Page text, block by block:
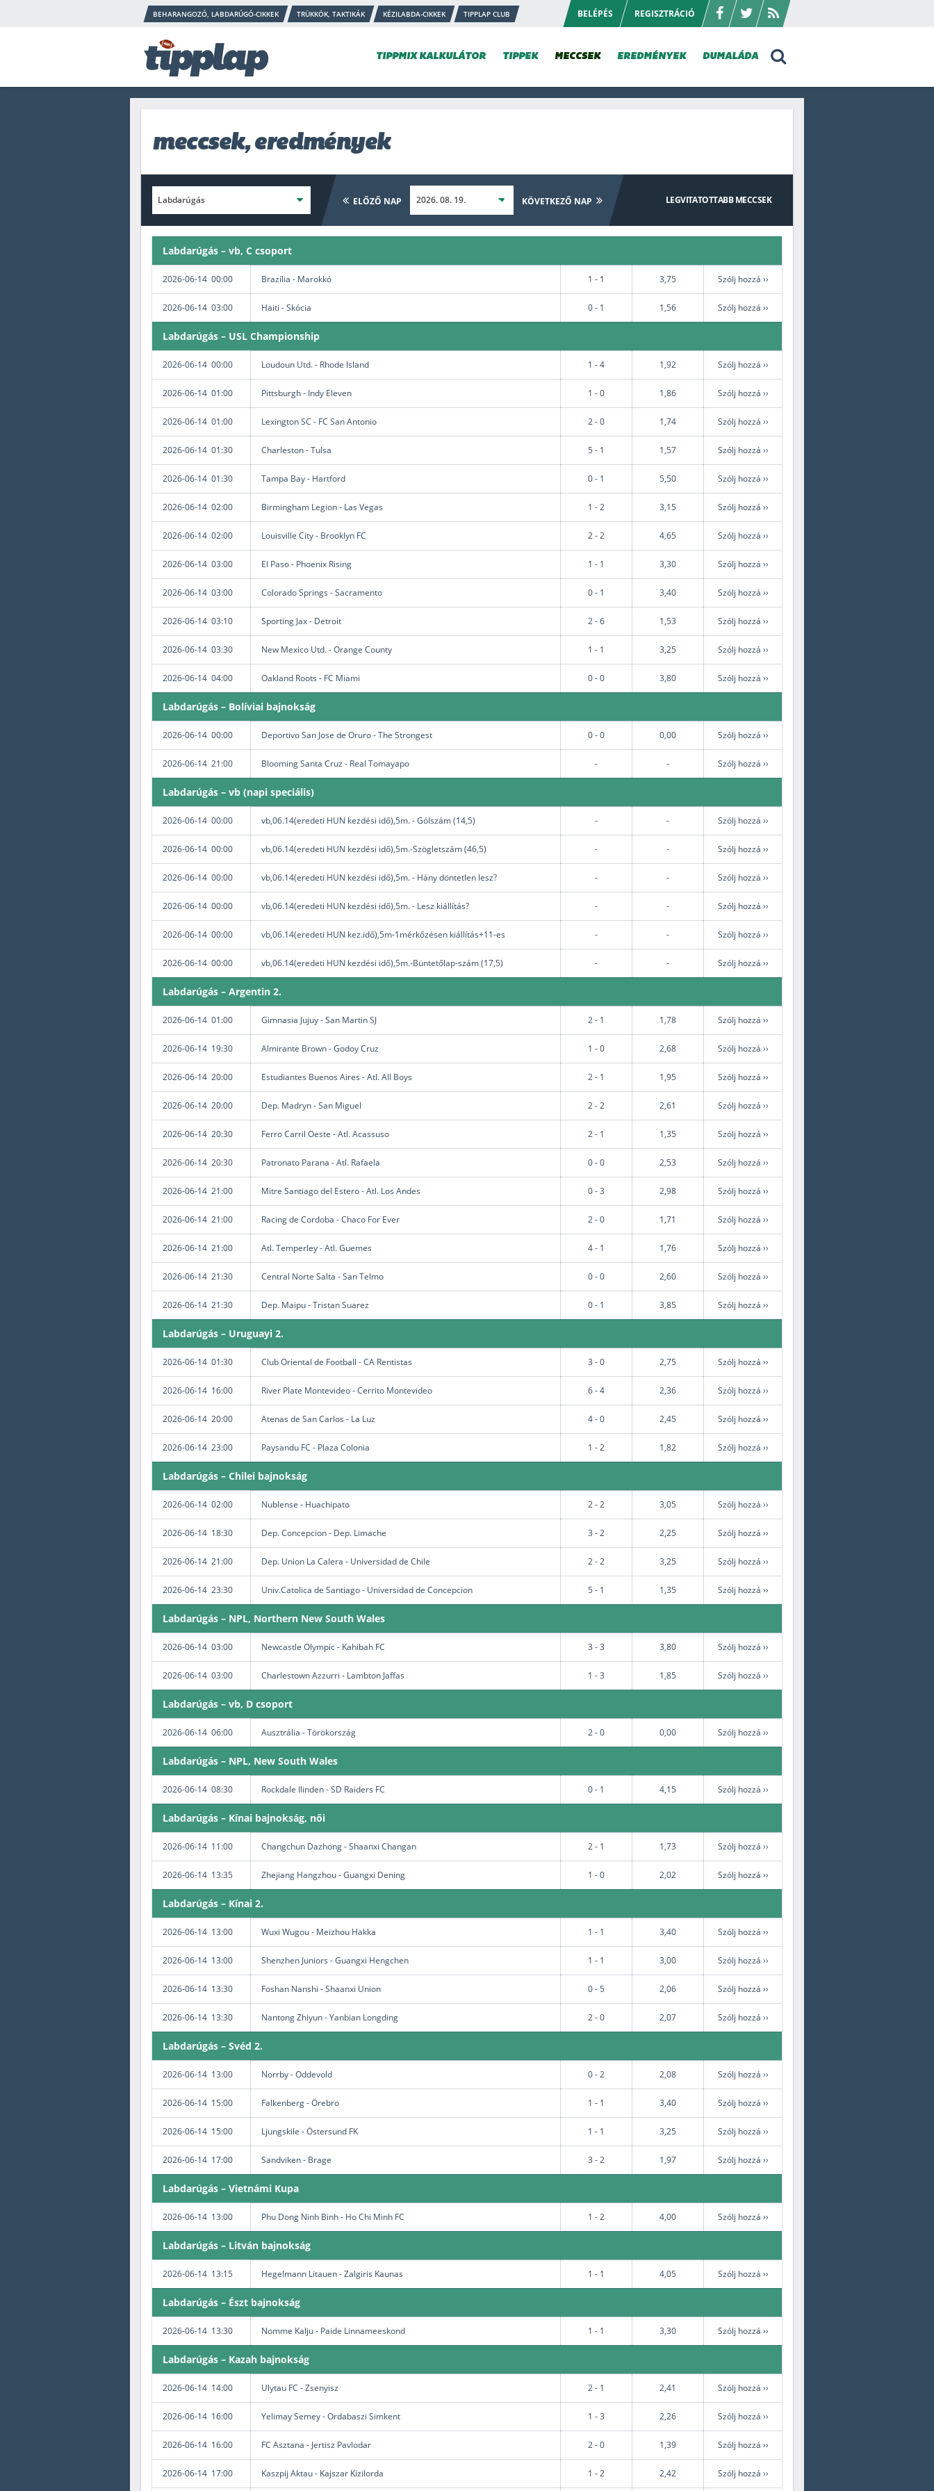
BEHARANGOZÓ, LABDARÚGÓ-CIKKEK TRÜKKÖK, TAKTIKÁK KÉZILABDA-CIKKEK TIPPLAP CLUB BELÉPÉS REGISZTRÁCIÓ
TIPPMIX KALKULÁTOR TIPPEK MECCSEK EREDMÉNYEK DUMALÁDA
meccsek, eredmények
ELŐZŐ NAP KÖVETKEZŐ NAP LEGVITATOTTABBMECCSEK
Labdarúgás – vb, C csoport
2026-06-14 00:00 Brazília - Marokkó 1 - 1 3,75 Szólj hozzá ››
2026-06-14 03:00 Haiti - Skócia 0 - 1 1,56 Szólj hozzá ››
Labdarúgás – USL Championship
2026-06-14 00:00 Loudoun Utd. - Rhode Island 1 - 4 1,92 Szólj hozzá ››
2026-06-14 01:00 Pittsburgh - Indy Eleven 1 - 0 1,86 Szólj hozzá ››
2026-06-14 01:00 Lexington SC - FC San Antonio 2 - 0 1,74 Szólj hozzá ››
2026-06-14 01:30 Charleston - Tulsa 5 - 1 1,57 Szólj hozzá ››
2026-06-14 01:30 Tampa Bay - Hartford 0 - 1 5,50 Szólj hozzá ››
2026-06-14 02:00 Birmingham Legion - Las Vegas 1 - 2 3,15 Szólj hozzá ››
2026-06-14 02:00 Louisville City - Brooklyn FC 2 - 2 4,65 Szólj hozzá ››
2026-06-14 03:00 El Paso - Phoenix Rising 1 - 1 3,30 Szólj hozzá ››
2026-06-14 03:00 Colorado Springs - Sacramento 0 - 1 3,40 Szólj hozzá ››
2026-06-14 03:10 Sporting Jax - Detroit 2 - 6 1,53 Szólj hozzá ››
2026-06-14 03:30 New Mexico Utd. - Orange County 1 - 1 3,25 Szólj hozzá ››
2026-06-14 04:00 Oakland Roots - FC Miami 0 - 0 3,80 Szólj hozzá ››
Labdarúgás – Bolíviai bajnokság
2026-06-14 00:00 Deportivo San Jose de Oruro - The Strongest 0 - 0 0,00 Szólj hozzá ››
2026-06-14 21:00 Blooming Santa Cruz - Real Tomayapo - - Szólj hozzá ››
Labdarúgás – vb (napi speciális)
2026-06-14 00:00 vb,06.14(eredeti HUN kezdési idő),5m. - Gólszám (14,5) - - Szólj hozzá ››
2026-06-14 00:00 vb,06.14(eredeti HUN kezdési idő),5m.-Szögletszám (46,5) - - Szólj hozzá ››
2026-06-14 00:00 vb,06.14(eredeti HUN kezdési idő),5m. - Hány döntetlen lesz? - - Szólj hozzá ››
2026-06-14 00:00 vb,06.14(eredeti HUN kezdési idő),5m. - Lesz kiállítás? - - Szólj hozzá ››
2026-06-14 00:00 vb,06.14(eredeti HUN kez.idő),5m-1mérkőzésen kiállítás+11-es - - Szólj hozzá ››
2026-06-14 00:00 vb,06.14(eredeti HUN kezdési idő),5m.-Büntetőlap-szám (17,5) - - Szólj hozzá ››
Labdarúgás – Argentin 2.
2026-06-14 01:00 Gimnasia Jujuy - San Martin SJ 2 - 1 1,78 Szólj hozzá ››
2026-06-14 19:30 Almirante Brown - Godoy Cruz 1 - 0 2,68 Szólj hozzá ››
2026-06-14 20:00 Estudiantes Buenos Aires - Atl. All Boys 2 - 1 1,95 Szólj hozzá ››
2026-06-14 20:00 Dep. Madryn - San Miguel 2 - 2 2,61 Szólj hozzá ››
2026-06-14 20:30 Ferro Carril Oeste - Atl. Acassuso 2 - 1 1,35 Szólj hozzá ››
2026-06-14 20:30 Patronato Parana - Atl. Rafaela 0 - 0 2,53 Szólj hozzá ››
2026-06-14 21:00 Mitre Santiago del Estero - Atl. Los Andes 0 - 3 2,98 Szólj hozzá ››
2026-06-14 21:00 Racing de Cordoba - Chaco For Ever 2 - 0 1,71 Szólj hozzá ››
2026-06-14 21:00 Atl. Temperley - Atl. Guemes 4 - 1 1,76 Szólj hozzá ››
2026-06-14 21:30 Central Norte Salta - San Telmo 0 - 0 2,60 Szólj hozzá ››
2026-06-14 21:30 Dep. Maipu - Tristan Suarez 0 - 1 3,85 Szólj hozzá ››
Labdarúgás – Uruguayi 2.
2026-06-14 01:30 Club Oriental de Football - CA Rentistas 3 - 0 2,75 Szólj hozzá ››
2026-06-14 16:00 River Plate Montevideo - Cerrito Montevideo 6 - 4 2,36 Szólj hozzá ››
2026-06-14 20:00 Atenas de San Carlos - La Luz 4 - 0 2,45 Szólj hozzá ››
2026-06-14 23:00 Paysandu FC - Plaza Colonia 1 - 2 1,82 Szólj hozzá ››
Labdarúgás – Chilei bajnokság
2026-06-14 02:00 Nublense - Huachipato 2 - 2 3,05 Szólj hozzá ››
2026-06-14 18:30 Dep. Concepcion - Dep. Limache 3 - 2 2,25 Szólj hozzá ››
2026-06-14 21:00 Dep. Union La Calera - Universidad de Chile 2 - 2 3,25 Szólj hozzá ››
2026-06-14 23:30 Univ.Catolica de Santiago - Universidad de Concepcion 5 - 1 1,35 Szólj hozzá ››
Labdarúgás – NPL, Northern New South Wales
2026-06-14 03:00 Newcastle Olympic - Kahibah FC 3 - 3 3,80 Szólj hozzá ››
2026-06-14 03:00 Charlestown Azzurri - Lambton Jaffas 1 - 3 1,85 Szólj hozzá ››
Labdarúgás – vb, D csoport
2026-06-14 06:00 Ausztrália - Törökország 2 - 0 0,00 Szólj hozzá ››
Labdarúgás – NPL, New South Wales
2026-06-14 08:30 Rockdale Ilinden - SD Raiders FC 0 - 1 4,15 Szólj hozzá ››
Labdarúgás – Kínai bajnokság, női
2026-06-14 11:00 Changchun Dazhong - Shaanxi Changan 2 - 1 1,73 Szólj hozzá ››
2026-06-14 13:35 Zhejiang Hangzhou - Guangxi Dening 1 - 0 2,02 Szólj hozzá ››
Labdarúgás – Kínai 2.
2026-06-14 13:00 Wuxi Wugou - Meizhou Hakka 1 - 1 3,40 Szólj hozzá ››
2026-06-14 13:00 Shenzhen Juniors - Guangxi Hengchen 1 - 1 3,00 Szólj hozzá ››
2026-06-14 13:30 Foshan Nanshi - Shaanxi Union 0 - 5 2,06 Szólj hozzá ››
2026-06-14 13:30 Nantong Zhiyun - Yanbian Longding 2 - 0 2,07 Szólj hozzá ››
Labdarúgás – Svéd 2.
2026-06-14 13:00 Norrby - Oddevold 0 - 2 2,08 Szólj hozzá ››
2026-06-14 15:00 Falkenberg - Örebro 1 - 1 3,40 Szólj hozzá ››
2026-06-14 15:00 Ljungskile - Östersund FK 1 - 1 3,25 Szólj hozzá ››
2026-06-14 17:00 Sandviken - Brage 3 - 2 1,97 Szólj hozzá ››
Labdarúgás – Vietnámi Kupa
2026-06-14 13:00 Phu Dong Ninh Binh - Ho Chi Minh FC 1 - 2 4,00 Szólj hozzá ››
Labdarúgás – Litván bajnokság
2026-06-14 13:15 Hegelmann Litauen - Zalgiris Kaunas 1 - 1 4,05 Szólj hozzá ››
Labdarúgás – Észt bajnokság
2026-06-14 13:30 Nomme Kalju - Paide Linnameeskond 1 - 1 3,30 Szólj hozzá ››
Labdarúgás – Kazah bajnokság
2026-06-14 14:00 Ulytau FC - Zsenyisz 2 - 1 2,41 Szólj hozzá ››
2026-06-14 16:00 Yelimay Semey - Ordabaszi Simkent 1 - 3 2,26 Szólj hozzá ››
2026-06-14 16:00 FC Asztana - Jertisz Pavlodar 2 - 0 1,39 Szólj hozzá ››
2026-06-14 17:00 Kaszpij Aktau - Kajszar Kizilorda 1 - 2 2,42 Szólj hozzá ››